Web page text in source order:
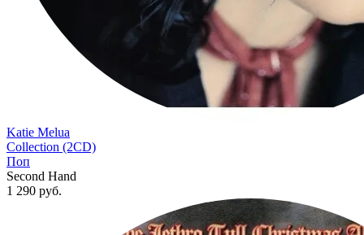
Katie Melua
Collection (2CD)
Поп
Second Hand
1 290 руб.